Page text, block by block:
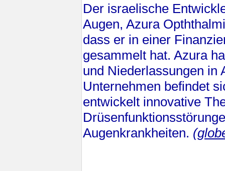
Der israelische
Augen, Azura
dass er in einer
gesammelt hat. Azura
und Niederlassungen in
Unternehmen befindet
entwickelt innovative
Augenkrankheiten.